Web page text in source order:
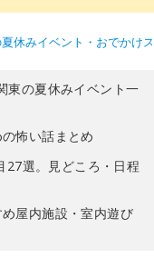
休みイベント・おでかけ
東の夏休みイベント一
怖い話まとめ
27選。見どころ・日程
屋内施設・室内遊び